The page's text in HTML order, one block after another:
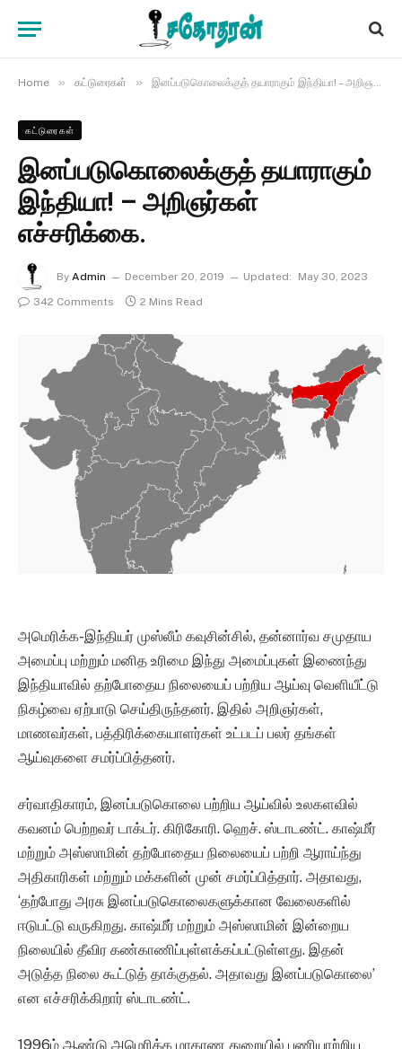
Home » கட்டுரைகள் » இனப்படுகொலைக்குத் தயாராகும் இந்தியா! – அறிஞர்கள் எச்சரிக்கை.
கட்டுரைகள்
இனப்படுகொலைக்குத் தயாராகும்
இந்தியா! – அறிஞர்கள்
எச்சரிக்கை.
By Admin December 20, 2019 Updated:
May 30, 2023
342 Comments
2 Mins Read
அமெரிக்க-இந்தியர் முஸ்லீம் கவுசின்சில், தன்னார்வ சமுதாய
அமைப்பு மற்றும் மனித உரிமை இந்து அமைப்புகள் இணைந்து
இந்தியாவில் தற்போதைய நிலையைப் பற்றிய ஆய்வு வெளியீட்டு
நிகழ்வை ஏற்பாடு செய்திருந்தனர். இதில் அறிஞர்கள்,
மாணவர்கள், பத்திரிக்கையாளர்கள் உட்படப் பலர் தங்கள்
ஆய்வுகளை சமர்ப்பித்தனர்.
சர்வாதிகாரம், இனப்படுகொலை பற்றிய ஆய்வில் உலகளவில்
கவனம் பெற்றவர் டாக்டர். கிரிகோரி. ஹெச். ஸ்டாடண்ட். காஷ்மீர்
மற்றும் அஸ்ஸாமின் தற்போதைய நிலையைப் பற்றி ஆராய்ந்து
அதிகாரிகள் மற்றும் மக்களின் முன் சமர்ப்பித்தார். அதாவது,
‘தற்போது அரசு இனப்படுகொலைகளுக்கான வேலைகளில்
ஈடுபட்டு வருகிறது. காஷ்மீர் மற்றும் அஸ்ஸாமின் இன்றைய
நிலையில் தீவிர கண்காணிப்புள்ளக்கப்பட்டுள்ளது. இதன்
அடுத்த நிலை கூட்டுத் தாக்குதல். அதாவது இனப்படுகொலை’
என எச்சரிக்கிறார் ஸ்டாடண்ட்.
1996ம் ஆண்டு அமெரிக்க மாகாண துறையில் பணியாற்றிய